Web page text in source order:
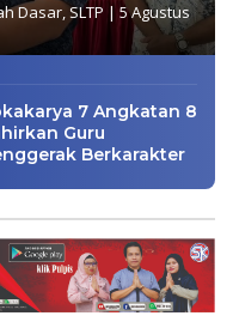
Dasar,SLTP | 5 Agustus
7 Angkatan 8
Guru
Berkarakter